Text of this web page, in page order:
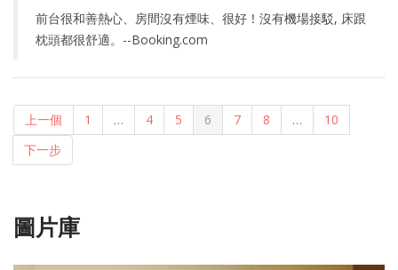
前台很和善熱心、房間沒有煙味、很好！沒有機場接駁, 床跟
枕頭都很舒適。--Booking.com
上一個 1 … 4 5 6 7 8 …
10
下一步
圖片庫